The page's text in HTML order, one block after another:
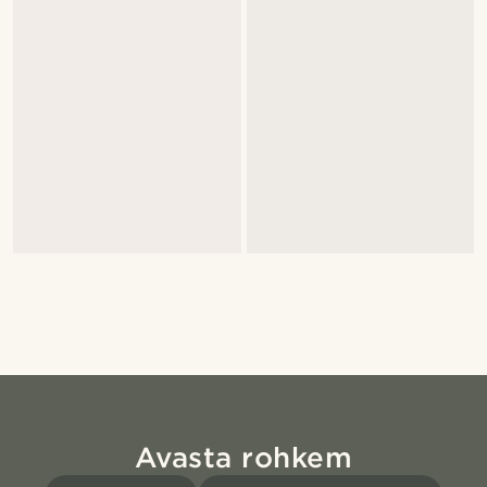
Avasta rohkem